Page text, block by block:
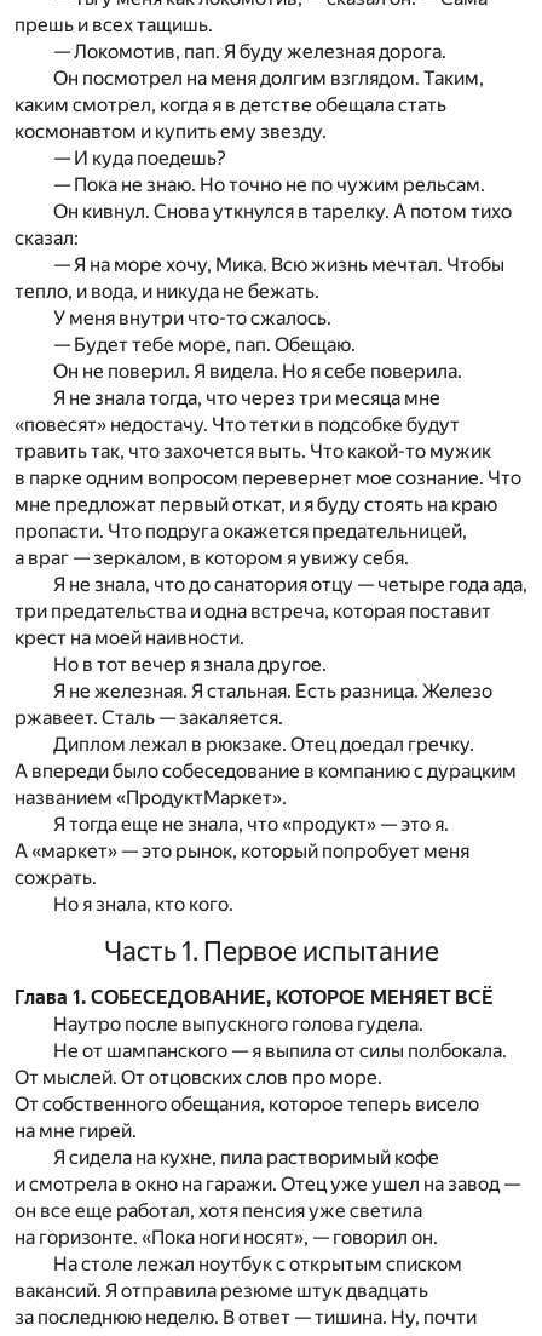
прешь и всех тащишь.
— Локомотив, пап. Я буду железная дорога.
Он посмотрел на меня долгим взглядом. Таким,
каким смотрел, когда я в детстве обещала стать
космонавтом и купить ему звезду.
— И куда поедешь?
— Пока не знаю. Но точно не по чужим рельсам.
Он кивнул. Снова уткнулся в тарелку. А потом тихо
сказал:
— Я на море хочу, Мика. Всю жизнь мечтал. Чтобы
тепло, и вода, и никуда не бежать.
У меня внутри что-то сжалось.
— Будет тебе море, пап. Обещаю.
Он не поверил. Я видела. Но я себе поверила.
Я не знала тогда, что через три месяца мне
«повесят» недостачу. Что тетки в подсобке будут
травить так, что захочется выть. Что какой-то мужик
в парке одним вопросом перевернет мое сознание. Что
мне предложат первый откат, и я буду стоять на краю
пропасти. Что подруга окажется предательницей,
а враг — зеркалом, в котором я увижу себя.
Я не знала, что до санатория отцу — четыре года ада,
три предательства и одна встреча, которая поставит
крест на моей наивности.
Но в тот вечер я знала другое.
Я не железная. Я стальная. Есть разница. Железо
ржавеет. Сталь — закаляется.
Диплом лежал в рюкзаке. Отец доедал гречку.
А впереди было собеседование в компанию с дурацким
названием «ПродуктМаркет».
Я тогда еще не знала, что «продукт» — это я.
А «маркет» — это рынок, который попробует меня
сожрать.
Но я знала, кто кого.
Часть 1. Первое испытание
Глава 1. СОБЕСЕДОВАНИЕ, КОТОРОЕ МЕНЯЕТ ВСЁ
Наутро после выпускного голова гудела.
Не от шампанского — я выпила от силы полбокала.
От мыслей. От отцовских слов про море.
От собственного обещания, которое теперь висело
на мне гирей.
Я сидела на кухне, пила растворимый кофе
и смотрела в окно на гаражи. Отец уже ушел на завод —
он все еще работал, хотя пенсия уже светила
на горизонте. «Пока ноги носят», — говорил он.
На столе лежал ноутбук с открытым списком
вакансий. Я отправила резюме штук двадцать
за последнюю неделю. В ответ — тишина. Ну, почти